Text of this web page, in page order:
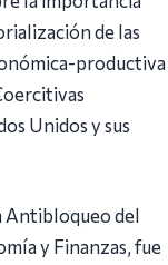
de las
productiva
Unidos y sus
Antibloqueo del
y Finanzas, fue